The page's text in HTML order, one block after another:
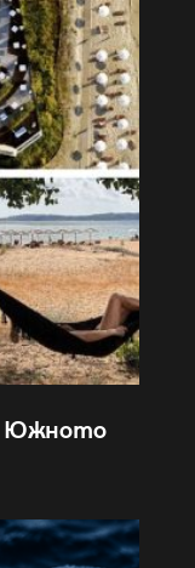
Южното